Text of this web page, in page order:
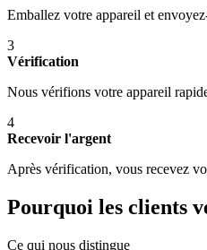
Emballez votre appareil et
3
Vérification
Nous vérifions votre appareil
4
Recevoir l'argent
Après vérification, vous recevez
Pourquoi les clients
Ce qui nous distingue